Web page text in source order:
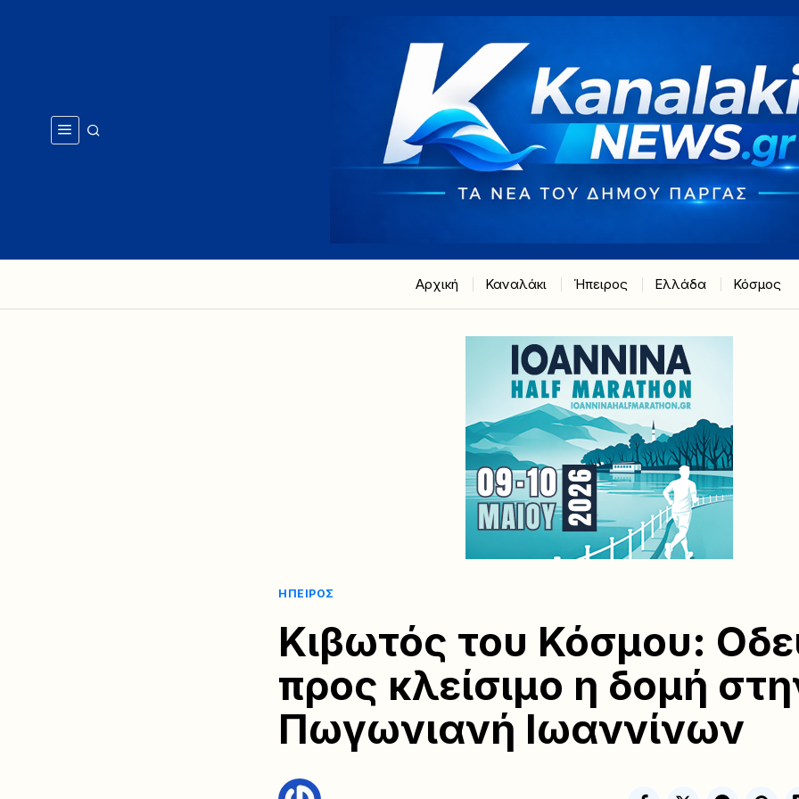
Αρχική Καναλάκι Ήπειρος Ελλάδα Κόσμος
ΉΠΕΙΡΟΣ
Κιβωτός του Κόσμου:
προς κλείσιμο η δομή
Πωγωνιανή Ιωαννίνων